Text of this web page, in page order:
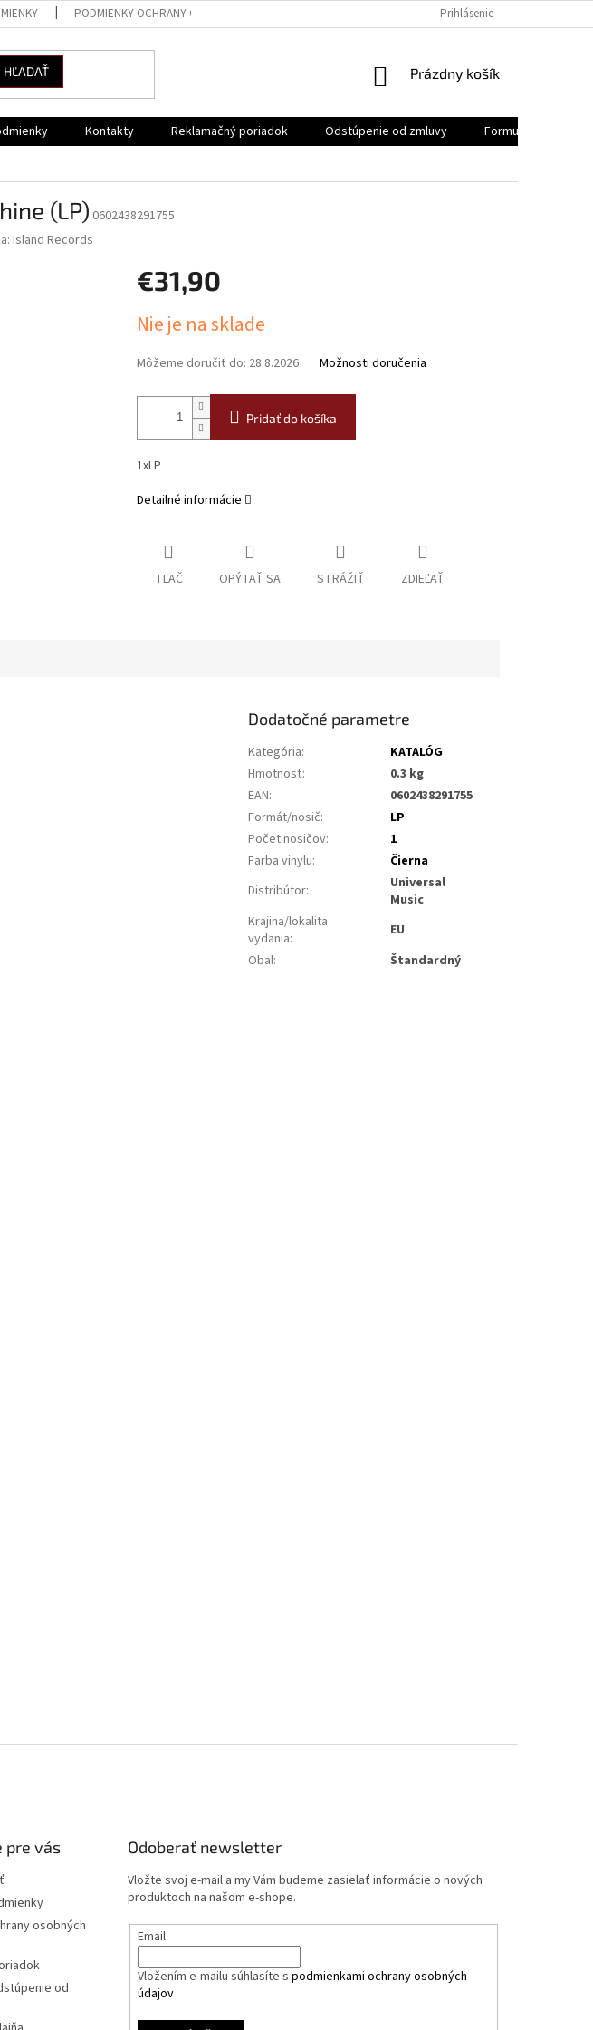
PODMIENKY OCHRANY OSOBNÝCH ÚDAJOV REKLAMAČNÝ PORIADOK FORMULÁR NA
Prihlásenie
HĽADAŤ
NÁKUPNÝ
Prázdny košík
Kontakty Reklamačný poriadok Odstúpenie od zmluvy
Formulár na
(LP) 0602438291755
Island Records
€31,90
cena:
Nie je na sklade
Môžeme doručiť do: 28.8.2026 Možnosti doručenia
Pridať do košíka
1xLP
Detailné informácie
TLAČ OPÝTAŤ SA STRÁŽIŤ ZDIEĽAŤ
Dodatočné parametre
Kategória:
KATALÓG
Hmotnosť:
0.3 kg
EAN:
0602438291755
Formát/nosič:
LP
Počet nosičov:
1
Farba vinylu:
Čierna
Distribútor:
Universal
Music
Krajina/lokalita
vydania:
EU
Obal: Štandardný
pre vás
osobných
od
Odoberať newsletter
Vložte svoj e-mail a my Vám budeme zasielať informácie o nových
produktoch na našom e-shope.
Email
Vložením e-mailu súhlasíte spodmienkami ochrany osobných
údajov